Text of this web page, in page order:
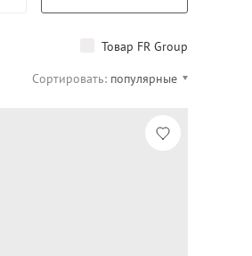
Товар FR Group
Сортировать: популярные